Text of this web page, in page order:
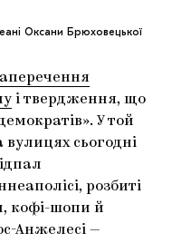
Оксани Брюховецької
і твердження, що
У той
сьогодні
розбиті
кофі-шопи й
Анжелесі —